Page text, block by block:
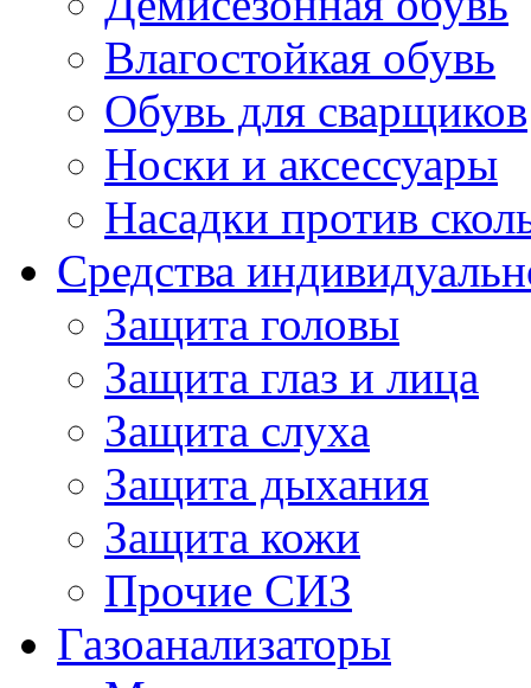
Влагостойкая обувь
Обувь для сварщиков
Носки и аксессуары
Насадки против
Средства
Защита головы
Защита глаз и лица
Защита слуха
Защита дыхания
Защита кожи
Прочие СИЗ
Газоанализаторы